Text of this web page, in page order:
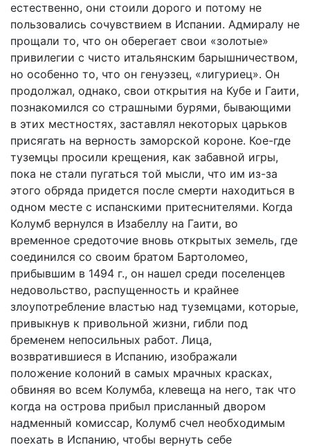
естественно, они стоили дорого и потому не
пользовались сочувствием в Испании. Адмиралу не
прощали то, что он оберегает свои «золотые»
привилегии с чисто итальянским барышничеством,
но особенно то, что он генуэзец, «лигуриец». Он
продолжал, однако, свои открытия на Кубе и Гаити,
познакомился со страшными бурями, бывающими
в этих местностях, заставлял некоторых царьков
присягать на верность заморской короне. Кое-где
туземцы просили крещения, как забавной игры,
пока не стали пугаться той мысли, что им из-за
этого обряда придется после смерти находиться в
одном месте с испанскими притеснителями. Когда
Колумб вернулся в Изабеллу на Гаити, во
временное средоточие вновь открытых земель, где
соединился со своим братом Бартоломео,
прибывшим в 1494 г., он нашел среди поселенцев
недовольство, распущенность и крайнее
злоупотребление властью над туземцами, которые,
привыкнув к привольной жизни, гибли под
бременем непосильных работ. Лица,
возвратившиеся в Испанию, изображали
положение колоний в самых мрачных красках,
обвиняя во всем Колумба, клевеща на него, так что
когда на острова прибыл присланный двором
надменный комиссар, Колумб счел необходимым
поехать в Испанию, чтобы вернуть себе